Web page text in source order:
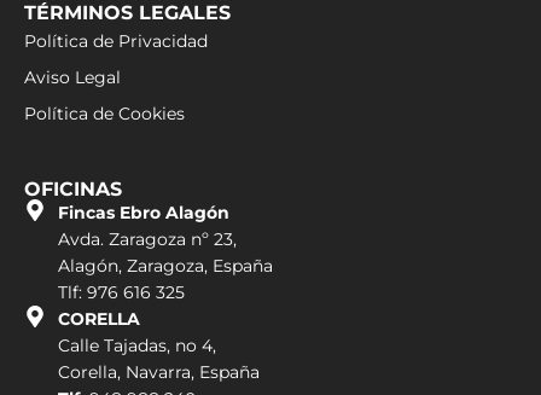
TÉRMINOS LEGALES
Política de Privacidad
Aviso Legal
Política de Cookies
OFICINAS
Fincas Ebro Alagón
Avda. Zaragoza nº 23,
Alagón, Zaragoza, España
Tlf: 976 616 325
CORELLA
Calle Tajadas, no 4,
Corella, Navarra, España